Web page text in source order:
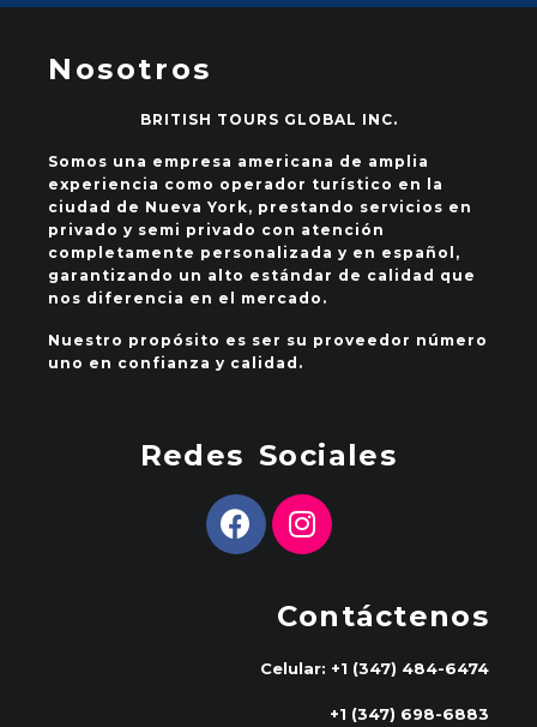
Nosotros
BRITISH TOURS GLOBAL INC.
Somos una empresa americana de amplia
experiencia como operador turístico en la
ciudad de Nueva York, prestando servicios en
privado y semi privado con atención
completamente personalizada y en español,
garantizando un alto estándar de calidad que
nos diferencia en el mercado.
Nuestro propósito es ser su proveedor número
uno en confianza y calidad.
Redes Sociales
Contáctenos
Celular: +1 (347) 484-6474
+1 (347) 698-6883